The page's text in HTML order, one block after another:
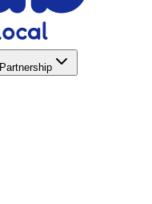
Partnership